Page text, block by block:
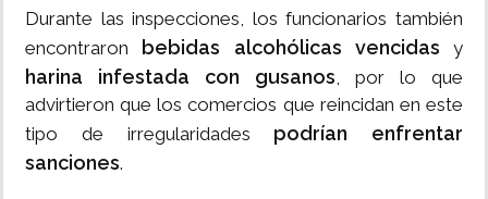
Durante las inspecciones, los funcionarios también
encontraron
bebidas alcohólicas vencidas y
harina infestada con gusanos, por lo que
advirtieron que los comercios que reincidan en este
tipo de irregularidades podrían enfrentar
sanciones.